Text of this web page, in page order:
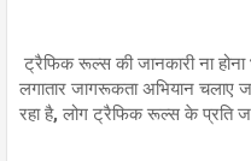
ट्रैफिक रूल्स की जानकारी ना
लगातार जागरूकता अभियान चलाए
रहा है, लोग ट्रैफिक रूल्स के प्रति